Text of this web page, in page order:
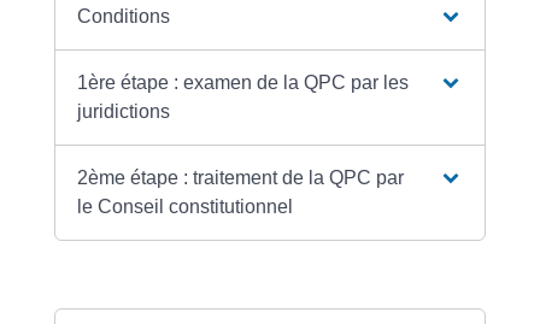
Conditions
1ère étape : examen de la QPC par les
juridictions
2ème étape : traitement de la QPC par
le Conseil constitutionnel